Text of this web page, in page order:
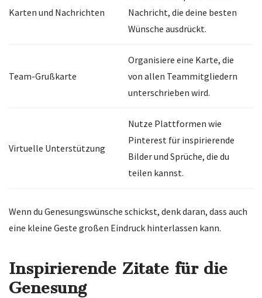
Karten und Nachrichten
Nachricht, die deine besten
Wünsche ausdrückt.
Team-Grußkarte
Organisiere eine Karte, die
von allen Teammitgliedern
unterschrieben wird.
Virtuelle Unterstützung
Nutze Plattformen wie
Pinterest für inspirierende
Bilder und Sprüche, die du
teilen kannst.
Wenn du Genesungswünsche schickst, denk daran, dass auch
eine kleine Geste großen Eindruck hinterlassen kann.
Inspirierende Zitate für die
Genesung